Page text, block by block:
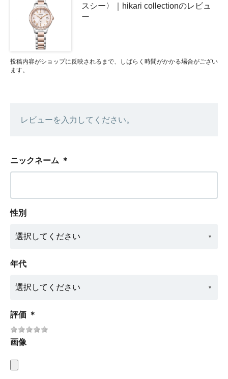
スシー〉｜hikari collectionのレビュ
ー
投稿内容がショップに反映されるまで、しばらく時間がかかる場合がござい
ます。
レビューを入力してください。
ニックネーム ＊
性別
年代
評価 ＊
画像